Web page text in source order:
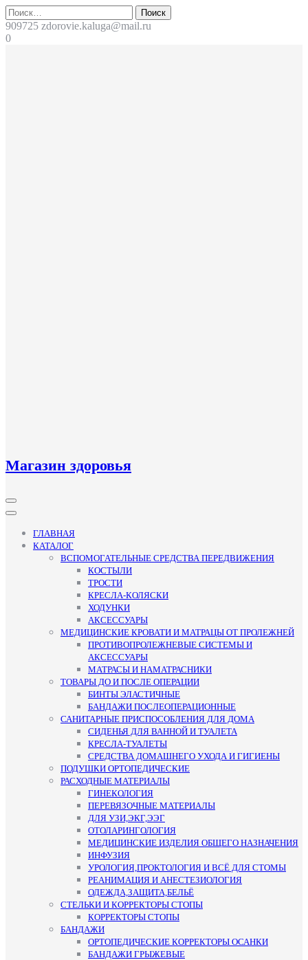
Перейти
к
содержимому
Поиск
909725 zdorovie.kaluga@mail.ru
0
Магазин здоровья
Кнопка
Открыть
ГЛАВНАЯ
КАТАЛОГ
ВСПОМОГАТЕЛЬНЫЕ СРЕДСТВА ПЕРЕДВИЖЕНИЯ
КОСТЫЛИ
ТРОСТИ
КРЕСЛА-КОЛЯСКИ
ХОДУНКИ
АКСЕССУАРЫ
МЕДИЦИНСКИЕ КРОВАТИ И МАТРАЦЫ ОТ ПРОЛЕЖНЕЙ
ПРОТИВОПРОЛЕЖНЕВЫЕ СИСТЕМЫ И
АКСЕССУАРЫ
МАТРАСЫ И НАМАТРАСНИКИ
ТОВАРЫ ДО И ПОСЛЕ ОПЕРАЦИИ
БИНТЫ ЭЛАСТИЧНЫЕ
БАНДАЖИ ПОСЛЕОПЕРАЦИОННЫЕ
САНИТАРНЫЕ ПРИСПОСОБЛЕНИЯ ДЛЯ ДОМА
СИДЕНЬЯ ДЛЯ ВАННОЙ И ТУАЛЕТА
КРЕСЛА-ТУАЛЕТЫ
СРЕДСТВА ДОМАШНЕГО УХОДА И ГИГИЕНЫ
ПОДУШКИ ОРТОПЕДИЧЕСКИЕ
РАСХОДНЫЕ МАТЕРИАЛЫ
ГИНЕКОЛОГИЯ
ПЕРЕВЯЗОЧНЫЕ МАТЕРИАЛЫ
ДЛЯ УЗИ,ЭКГ,ЭЭГ
ОТОЛАРИНГОЛОГИЯ
МЕДИЦИНСКИЕ ИЗДЕЛИЯ ОБЩЕГО НАЗНАЧЕНИЯ
ИНФУЗИЯ
УРОЛОГИЯ,ПРОКТОЛОГИЯ И ВСЁ ДЛЯ СТОМЫ
РЕАНИМАЦИЯ И АНЕСТЕЗИОЛОГИЯ
ОДЕЖДА,ЗАЩИТА,БЕЛЬЁ
СТЕЛЬКИ И КОРРЕКТОРЫ СТОПЫ
КОРРЕКТОРЫ СТОПЫ
БАНДАЖИ
ОРТОПЕДИЧЕСКИЕ КОРРЕКТОРЫ ОСАНКИ
БАНДАЖИ ГРЫЖЕВЫЕ